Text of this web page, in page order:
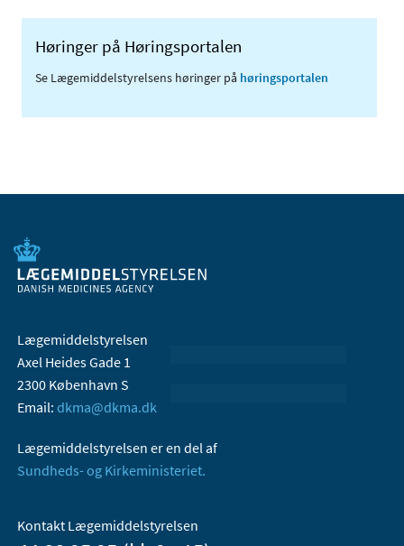
Høringer på Høringsportalen
Se Lægemiddelstyrelsens høringer på høringsportalen
Lægemiddelstyrelsen
Axel Heides Gade 1
2300 København S
Email: dkma@dkma.dk
Lægemiddelstyrelsen er en del af
Sundheds- og Kirkeministeriet.
Kontakt Lægemiddelstyrelsen